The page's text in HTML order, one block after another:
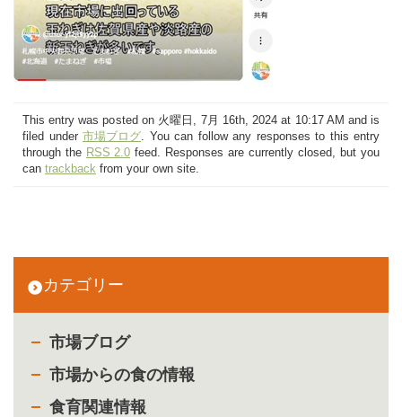
カテゴリー
市場ブログ
市場からの食の情報
食育関連情報
This entry was posted on 火曜日, 7月 16th, 2024 at 10:17 AM and is
filed under 市場ブログ. You can follow any responses to this entry
through the RSS 2.0 feed. Responses are currently closed, but you
can trackback from your own site.